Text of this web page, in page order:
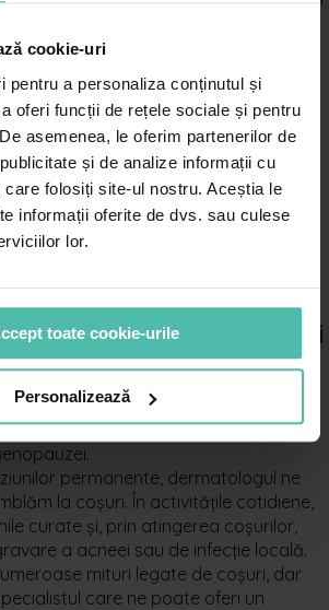
cookie-uri
pentru a personaliza conținutul și
oferi funcții de rețele sociale și pentru
asemenea, le oferim partenerilor de
și de analize informații cu
folosiți site-ul nostru. Aceștia le
informații oferite de dvs. sau culese
lor.
toate cookie-urile
Personalizează
sunt potrivite pentru tipul meu de
în dezvoltarea/inhibarea
care se confruntă cu probleme de
de apariția coșurilor, dermatologul
de consiliere cu un psihoterapeut, sau
către o comunicare productivă.
că acneea poate fi tratată, atâta
rutină de îngrijire sau de tratament
despre coșuri
sunt responsabile pentru
acest motiv, unele femei au parte de
apare înaintea menstruației, dar și în
permanente, dermatologul ne
la coșuri. În activitățile cotidiene,
curate și, prin atingerea coșurilor,
a acneei sau de infecție locală.
mituri legate de coșuri, dar
care ne poate oferi un